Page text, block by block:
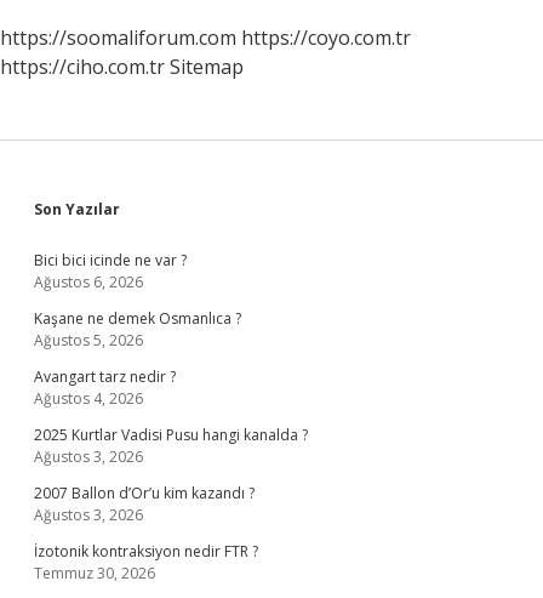
https://soomaliforum.com https://coyo.com.tr
https://ciho.com.trSitemap
Sidebar
Son Yazılar
Bici bici icinde ne var ?
Ağustos 6, 2026
Kaşane ne demek Osmanlıca ?
Ağustos 5, 2026
Avangart tarz nedir ?
Ağustos 4, 2026
2025 Kurtlar Vadisi Pusu hangi kanalda ?
Ağustos 3, 2026
2007 Ballon d’Or’u kim kazandı ?
Ağustos 3, 2026
İzotonik kontraksiyon nedir FTR ?
Temmuz 30, 2026